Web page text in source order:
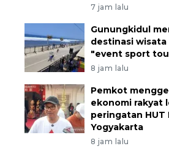
7 jam lalu
Gunungkidul
destinasi wisata
"event sport
8 jam lalu
Pemkot
ekonomi rakyat
peringatan HUT
Yogyakarta
8 jam lalu